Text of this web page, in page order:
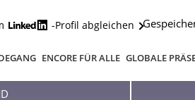
-Profil abgleichen
ENCORE FÜR ALLE GLOBALE